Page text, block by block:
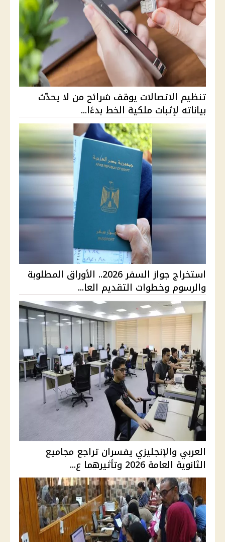
تنظيم الاتصالات يوقف شرائح من لا يحدّث
بياناته لإثبات ملكية الخط بدءًا...
استخراج جواز السفر 2026.. الأوراق المطلوبة
والرسوم وخطوات التقديم العا...
العربي والإنجليزي يفسران تراجع مجاميع
الثانوية العامة 2026 وتأثيرهما ع...